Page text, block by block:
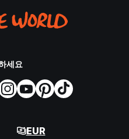
세요
EUR